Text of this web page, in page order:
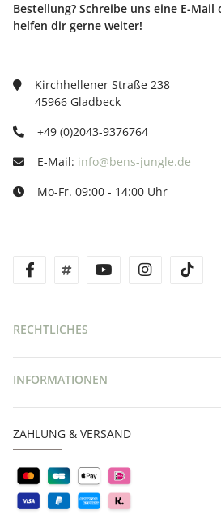
Bestellung? Schreibe uns eine E-
helfen dir gerne weiter!
Kirchhellener Straße 238
45966 Gladbeck
+49 (0)2043-9376764
E-Mail: info@bens-jungle.de
Mo-Fr. 09:00 - 14:00 Uhr
facebooktwitter youtube instagram
RECHTLICHES
INFORMATIONEN
ZAHLUNG & VERSAND